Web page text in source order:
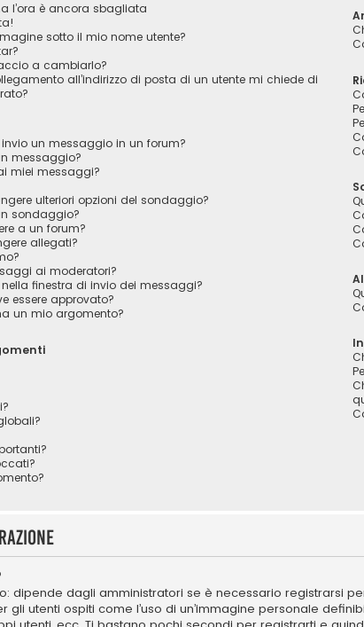
l’ora è ancora sbagliata
sotto il mio nome utente?
a cambiarlo?
all’indirizzo di posta di un utente mi chiede di
un messaggio in un forum?
messaggio?
miei messaggi?
ulteriori opzioni del sondaggio?
sondaggio?
a un forum?
allegati?
ai moderatori?
nella finestra di invio dei messaggi?
essere approvato?
un mio argomento?
dipende dagli amministratori se è necessario registrarsi
gli utenti ospiti come l’uso di un’immagine personale